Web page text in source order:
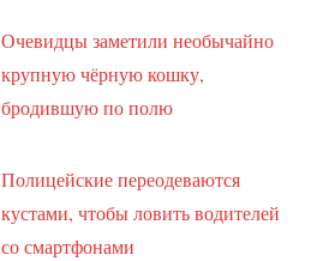
Очевидцы заметили необычайно
крупную чёрную кошку,
бродившую по полю
Полицейские переодеваются
кустами, чтобы ловить водителей
со смартфонами